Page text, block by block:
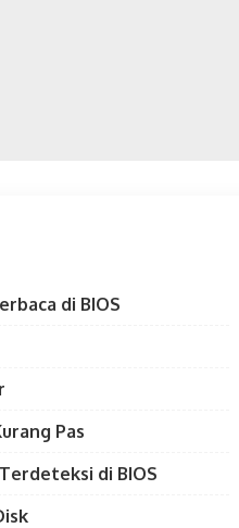
di BIOS
Pas
di BIOS